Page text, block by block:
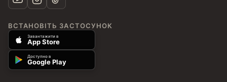
ВСТАНОВІТЬ ЗАСТОСУНОК
Завантажити в
App Store
Доступно в
Google Play